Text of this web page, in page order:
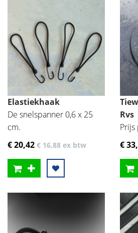
Elastiekhaak
De snelspanner 0,6 x 25
cm.
€ 20,42 € 16,88 ex btw
Rvs
Prijs
€ 33